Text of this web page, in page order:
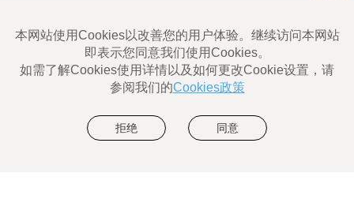
LEGRAND ALL rights reserved |Legrand Cybersecurity
使用条款 Legrand Eliot使用条款 数据隐私政策 网站地图
沪公网安备 31010602004052号